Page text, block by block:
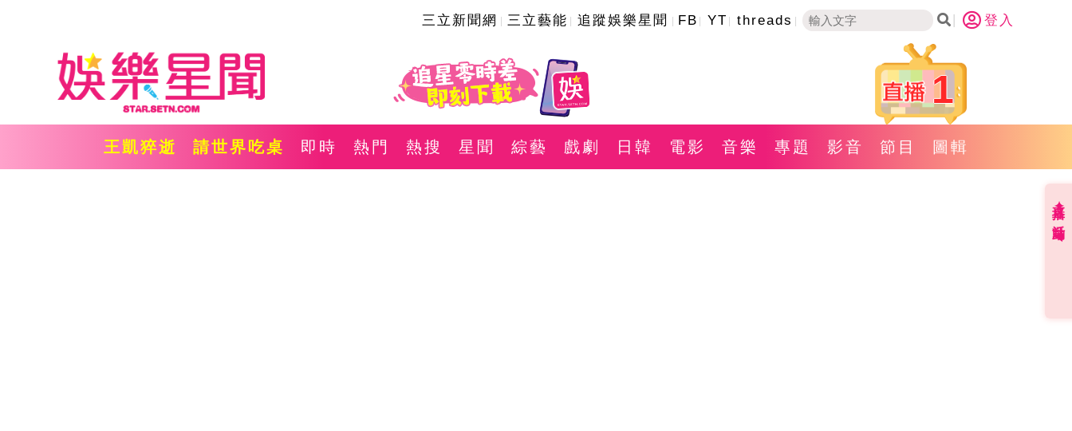
三立新聞網 三立藝能 追蹤娛樂星聞 FB YT threads 登入
1
王凱猝逝 請世界吃桌 即時 熱門 熱搜 星聞 綜藝 戲劇 日韓 電影 音樂 專題 影音 節目 圖輯
直播✦活動